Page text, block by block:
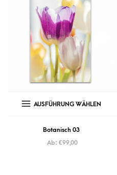
AUSFÜHRUNG WÄHLEN
Botanisch 03
Ab: €99,00